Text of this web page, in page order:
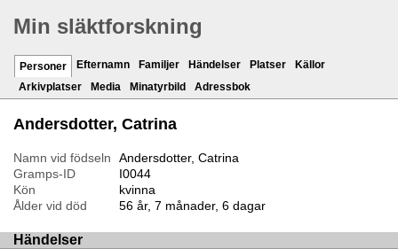
Min släktforskning
Personer Efternamn Familjer Händelser Platser
Källor
Arkivplatser
Media Minatyrbild Adressbok
Andersdotter, Catrina
Namn vid födseln
Andersdotter, Catrina
Gramps-ID
I0044
Kön
kvinna
Ålder vid död
56 år, 7 månader, 6 dagar
Händelser